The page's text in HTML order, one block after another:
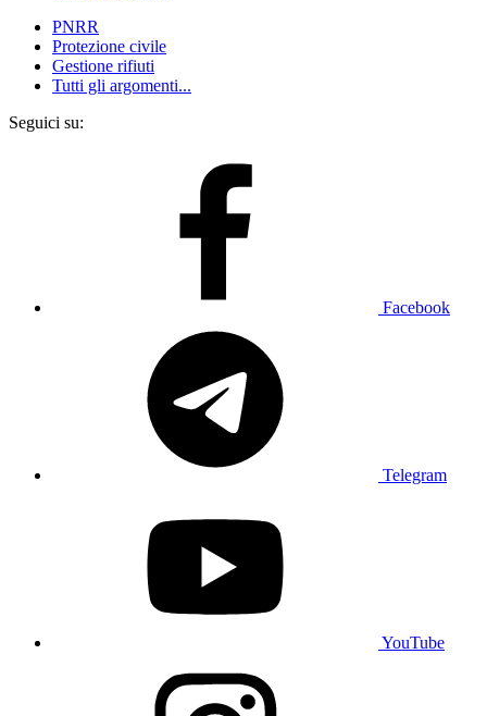
PNRR
Protezione civile
Gestione rifiuti
Tutti gli argomenti...
Seguici su:
Facebook
Telegram
YouTube